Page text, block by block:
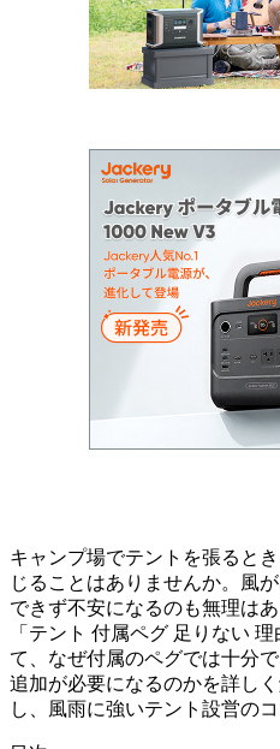
キャンプ場でテントを張ると
じることはありませんか。風
できず不安になるのも無理は
「テント 付属ペグ 足りない
て、なぜ付属のペグでは十分
追加が必要になるのかを詳し
し、風雨に強いテント設営の